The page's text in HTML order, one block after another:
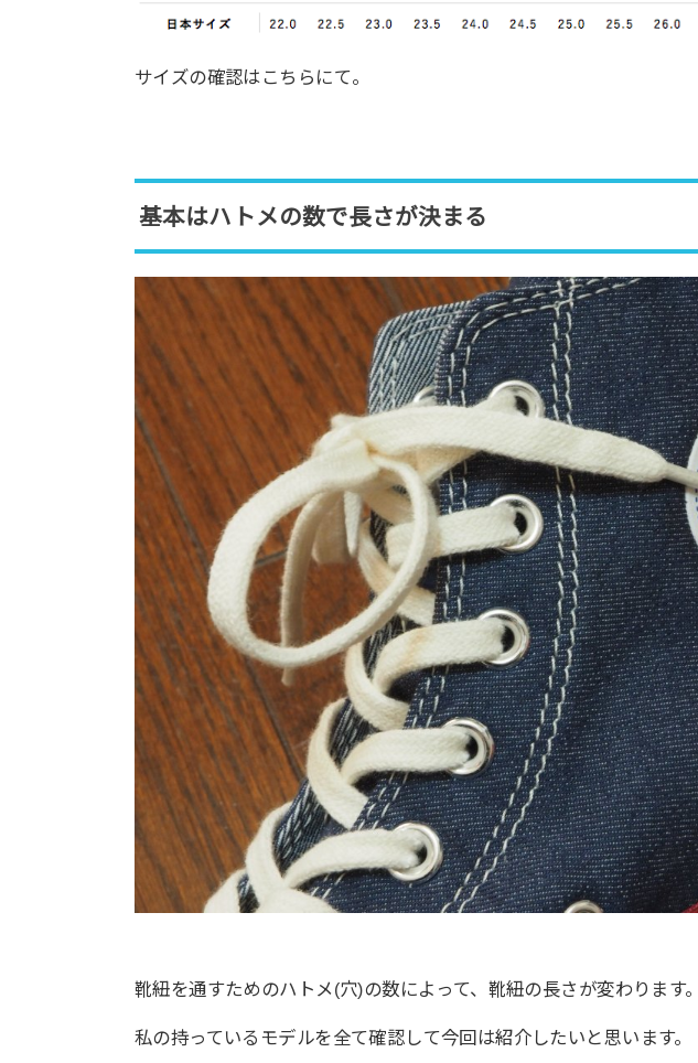
サイズの確認はこちらにて。
基本はハトメの数で長さが決まる
靴紐を通すためのハトメ(穴)の数によって、靴紐の長さが変わります。
私の持っているモデルを全て確認して今回は紹介したいと思います。